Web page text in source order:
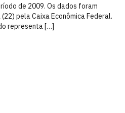
de 2009. Os dados foram
pela Caixa Econômica Federal.
representa […]